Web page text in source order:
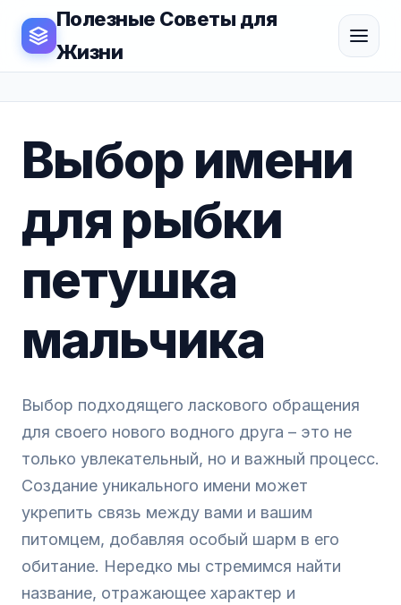
Полезные Советы для
Жизни
Выбор имени
для рыбки
петушка
мальчика
Выбор подходящего ласкового обращения
для своего нового водного друга – это не
только увлекательный, но и важный процесс.
Создание уникального имени может
укрепить связь между вами и вашим
питомцем, добавляя особый шарм в его
обитание. Нередко мы стремимся найти
название, отражающее характер и